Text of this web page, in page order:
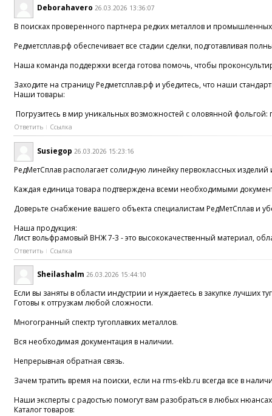
Deborahavero 26.03.2026 13:36:07
В поисках проверенного партнера редких металлов и
Редметсплав.рф обеспечивает все стадии сделки, подготавливая
Наша команда поддержки всегда готова помочь, чтобы
Заходите на страницу Редметсплав.рф и убедитесь, что наши
Наши товары:
Погрузитесь в мир уникальных возможностей с оловянной
Ответить Ссылка
Susiegop 26.03.2026 15:23:16
РедМетСплав располагает солидную линейку первоклассных
Каждая единица товара подтверждена всеми необходимыми
Доверьте снабжение вашего объекта специалистам РедМетСплав и
Наша продукция:
Лист вольфрамовый ВНЖ 7-3 - это высококачественный материал,
Ответить Ссылка
Sheilashalm 26.03.2026 15:44:10
Если вы заняты в области индустрии и нуждаетесь в закупке лучших
Готовы к отгрузкам любой сложности.
Многогранный спектр тугоплавких металлов.
Вся необходимая документация в наличии.
Непрерывная обратная связь.
Зачем тратить время на поиски, если на rms-ekb.ru всегда все в
Наши эксперты с радостью помогут вам разобраться в любых
Каталог товаров: